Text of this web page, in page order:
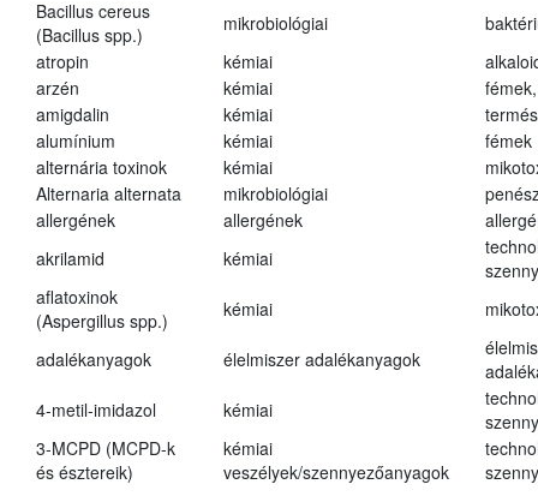
Bacillus cereus
(Bacillus spp.)
mikrobiológiai
atropin
kémiai
arzén
kémiai
amigdalin
kémiai
alumínium
kémiai
fémek
alternária toxinok
kémiai
Alternaria alternata
mikrobiológiai
allergének
allergének
akrilamid
kémiai
aflatoxinok
(Aspergillus spp.)
kémiai
adalékanyagok élelmiszer adalékanyagok
4-metil-imidazol
kémiai
3-MCPD (MCPD-k
és észtereik)
kémiai
veszélyek/szennyezőanyagok